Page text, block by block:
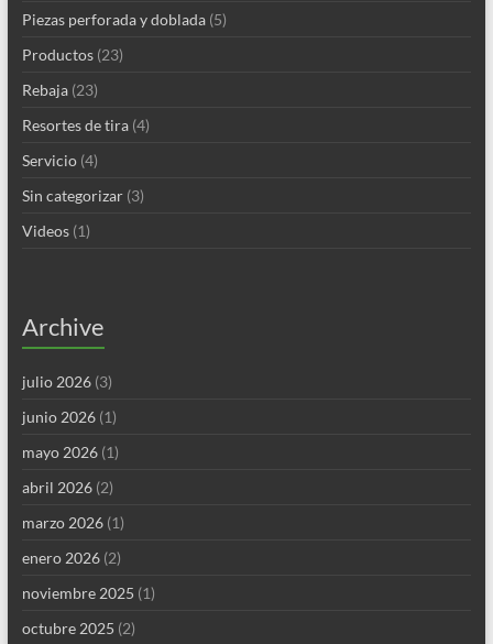
Piezas perforada y doblada(5)
Productos(23)
Rebaja(23)
Resortes de tira(4)
Servicio(4)
Sin categorizar(3)
Videos(1)
Archive
julio 2026(3)
junio 2026(1)
mayo 2026(1)
abril 2026(2)
marzo 2026(1)
enero 2026(2)
noviembre 2025 (1)
octubre 2025 (2)